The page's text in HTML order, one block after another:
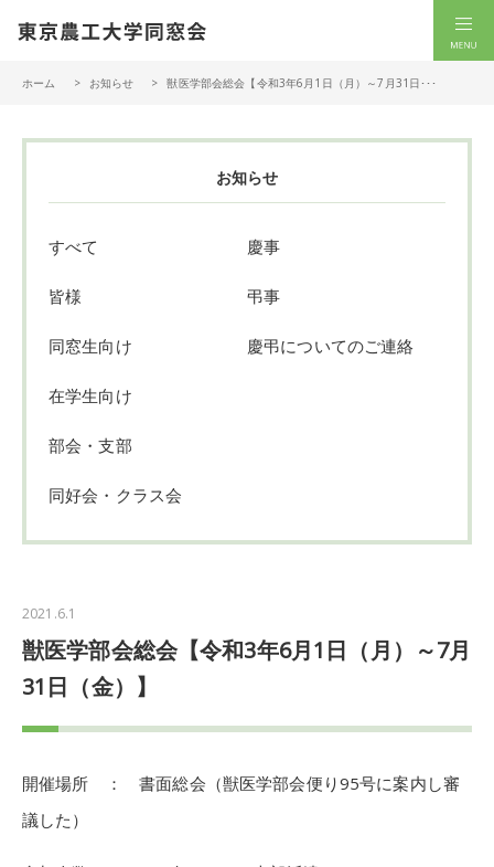
ホーム お知らせ 獣医学部会総会【令和3年6月1日（月）～7月31日･･･
お知らせ
すべて
皆様
同窓生向け
在学生向け
部会・支部
同好会・クラス会
慶事
弔事
慶弔についてのご連絡
2021.6.1
獣医学部会総会【令和3年6月1日（月）～7月
31日（金）】
開催場所 ： 書面総会（獣医学部会便り95号に案内し審
議した）